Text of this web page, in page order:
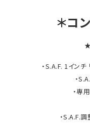
＊コ
・S.A.F. 1イン
・
・専
・S.A.F.調